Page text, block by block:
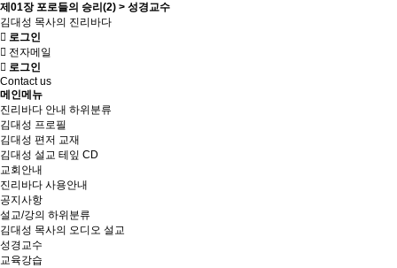
제01장 포로들의 승리(2) > 성경교수
김대성 목사의 진리바다
로그인
전자메일
로그인
Contact us
메인메뉴
진리바다 안내 하위분류
김대성 프로필
김대성 편저 교재
김대성 설교 테잎 CD
교회안내
진리바다 사용안내
공지사항
설교/강의 하위분류
김대성 목사의 오디오 설교
성경교수
교육강습